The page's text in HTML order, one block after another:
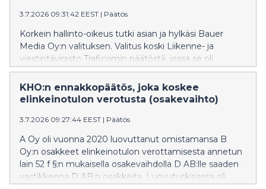
Asian tausta, korkeimmassa hallinto-oikeudessa
esitetyt vaatimukset ja korkeimman hallinto-oikeuden
ratkaisun perustelut ovat luettavissa korkeimman
hallinto-oikeuden internetsivustolla julkaistusta
päätöksestä. KHO 7.7.2026 T 1887
3.7.2026 09:31:42 EEST | Päätös
Korkein hallinto-oikeus tutki asian ja hylkäsi Bauer
Media Oy:n valituksen. Valitus koski Liikenne- ja
viestintävirasto Traficomin päätöstä, jossa se oli
katsonut, siltä osin kuin asiasta oli korkeimmassa
hallinto-oikeudessa kysymys, että Digitan
päälähetysasemien radion antennikapasiteetin
kustannussuuntautuneita tehokkuus huomioiden
lukuun ottamatta 15:aa antenni-ERP-teholuokka -
yhdistelmän palvelua. Bauer Media Oy oli
valituksessaan vaatinut, että Liikenne- ja
viestintäviraston päätös kumotaan siltä osin kuin Digita
Oy:n on vahvistettu noudattavan
KHO:n ennakkopäätös, joka koskee
elinkeinotulon verotusta (osakevaihto)
3.7.2026 09:27:44 EEST | Päätös
A Oy oli vuonna 2020 luovuttanut omistamansa B
Oy:n osakkeet elinkeinotulon verottamisesta annetun
lain 52 f §:n mukaisella osakevaihdolla D AB:lle saaden
vastikkeena D AB:n osakkeita. Luovutuskirjassa oli